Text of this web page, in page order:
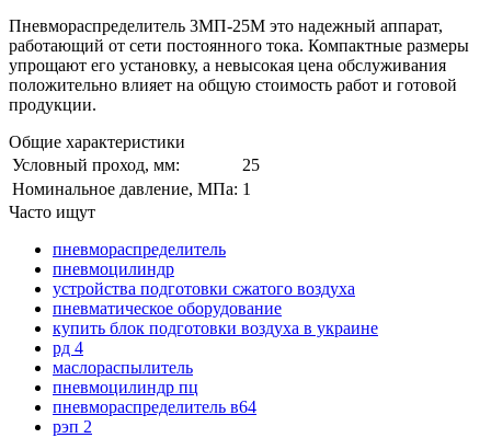
Пневмораспределитель 3МП-25М это надежный аппарат,
работающий от сети постоянного тока. Компактные размеры
упрощают его установку, а невысокая цена обслуживания
положительно влияет на общую стоимость работ и готовой
продукции.
Общие характеристики
Условный проход, мм:
25
Номинальное давление, МПа: 1
Часто ищут
пневмораспределитель
пневмоцилиндр
устройства подготовки сжатого воздуха
пневматическое оборудование
купить блок подготовки воздуха в украине
рд 4
маслораспылитель
пневмоцилиндр пц
пневмораспределитель в64
рэп 2